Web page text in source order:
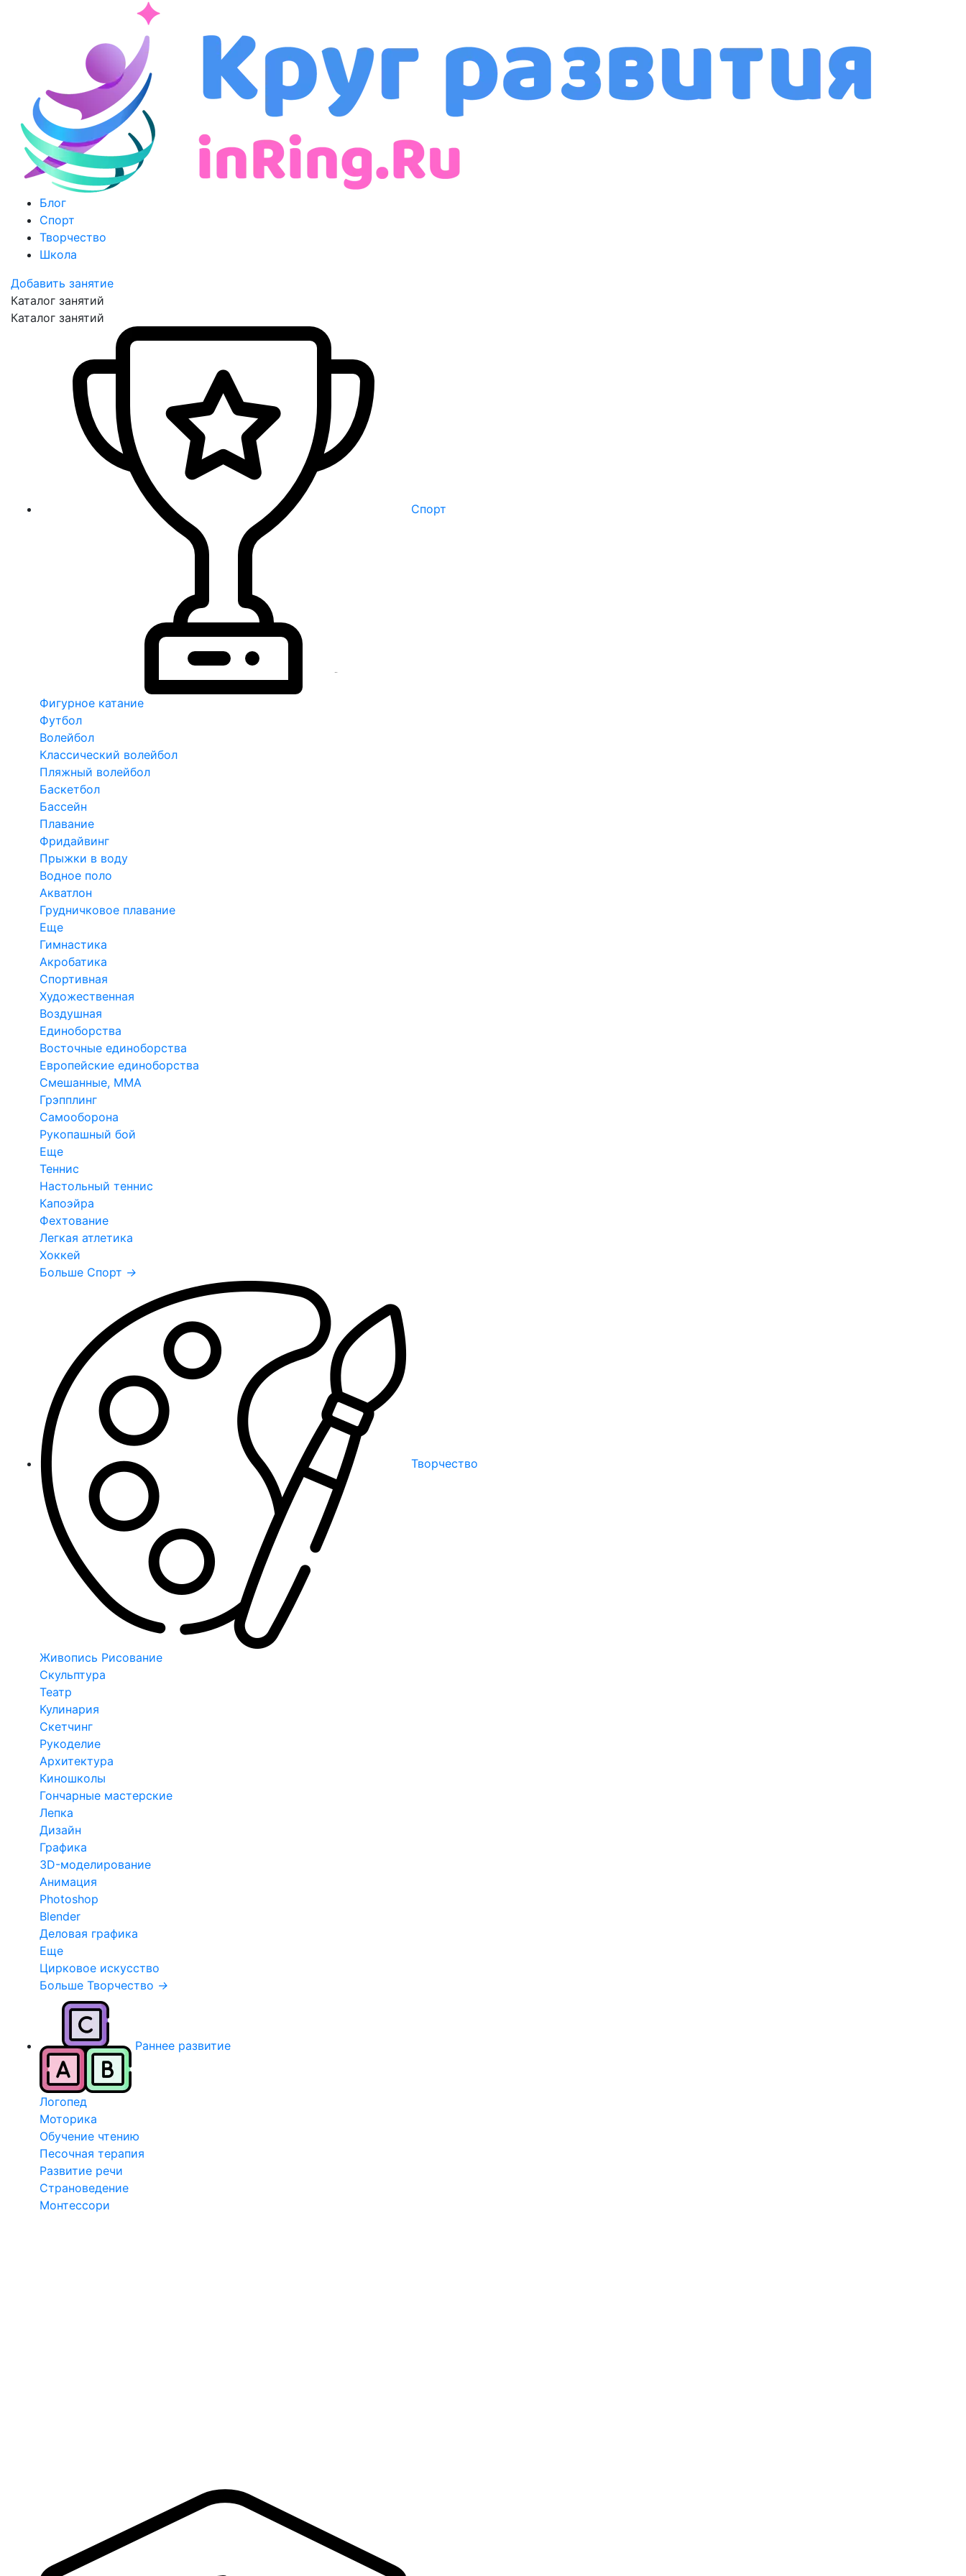
Блог
Спорт
Творчество
Школа
Добавить занятие
Каталог занятий
Каталог занятий
Спорт
Фигурное катание
Футбол
Волейбол
Классический волейбол
Пляжный волейбол
Баскетбол
Бассейн
Плавание
Фридайвинг
Прыжки в воду
Водное поло
Акватлон
Грудничковое плавание
Еще
Гимнастика
Акробатика
Спортивная
Художественная
Воздушная
Единоборства
Восточные единоборства
Европейские единоборства
Смешанные, ММА
Грэпплинг
Самооборона
Рукопашный бой
Еще
Теннис
Настольный теннис
Капоэйра
Фехтование
Легкая атлетика
Хоккей
Больше Спорт →
Творчество
Живопись Рисование
Скульптура
Театр
Кулинария
Скетчинг
Рукоделие
Архитектура
Киношколы
Гончарные мастерские
Лепка
Дизайн
Графика
3D-моделирование
Анимация
Photoshop
Blender
Деловая графика
Еще
Цирковое искусство
Больше Творчество →
Раннее развитие
Логопед
Моторика
Обучение чтению
Песочная терапия
Развитие речи
Страноведение
Монтессори